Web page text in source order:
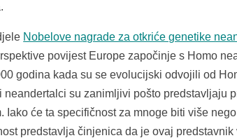
Nobelove nagrade za otkriće genetike
povijest Europe započinje s Homo
godina kada su se evolucijski odvojili od
neandertalci su zanimljivi pošto predstavljaju
Iako će ta specifičnost za mnoge biti više
predstavlja činjenica da jeovaj predstavnik